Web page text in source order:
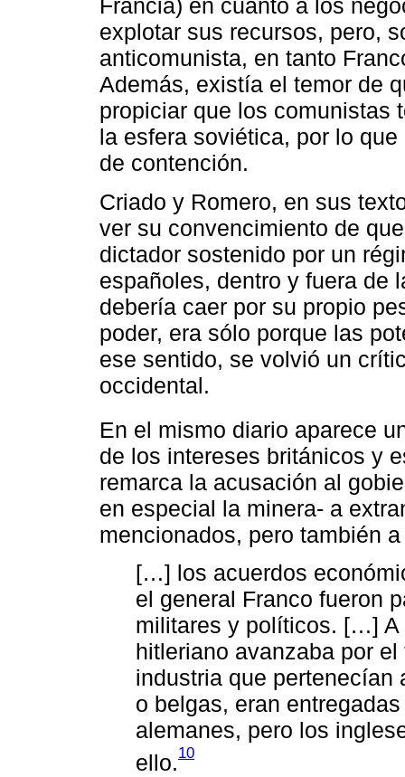
Francia) en cuanto a los
explotar sus recursos, pero,
anticomunista, en tanto
Además, existía el temor de
propiciar que los comunistas
la esfera soviética, por lo
de contención.
Criado y Romero, en sus
ver su convencimiento de
dictador sostenido por un
españoles, dentro y fuera de
debería caer por su propio
poder, era sólo porque las
ese sentido, se volvió un
occidental.
En el mismo diario aparece
de los intereses británicos y
remarca la acusación al
en especial la minera- a
mencionados, pero también
[…] los acuerdos
el general Franco fueron
militares y políticos. […] A
hitleriano avanzaba por
industria que pertenecían
o belgas, eran
alemanes, pero los
ello.10